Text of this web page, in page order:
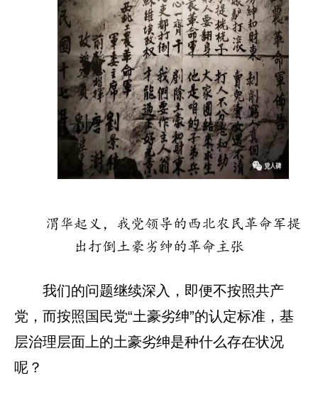
渭华起义，我党领导的西北农民革命军提
出打倒土豪劣绅的革命主张
我们的问题继续深入，即便不按照共产
党，而按照国民党“土豪劣绅”的认定标准，基
层治理层面上的土豪劣绅是种什么存在状况
呢？